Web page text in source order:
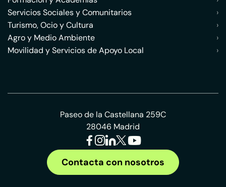
Servicios Sociales y Comunitarios
›
Turismo, Ocio y Cultura
›
Agro y Medio Ambiente
›
Movilidad y Servicios de Apoyo Local
›
Paseo de la Castellana 259C
28046 Madrid
Contacta con nosotros